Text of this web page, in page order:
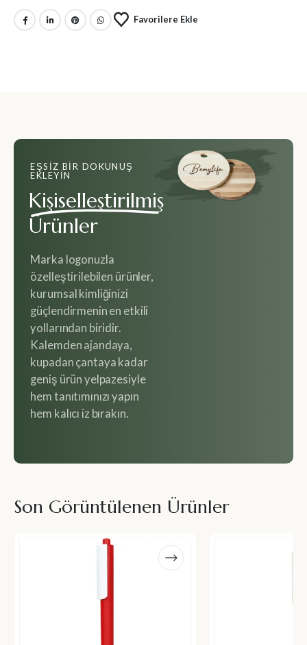
Favorilere Ekle
EŞSIZ BIR DOKUNUŞ
EKLEYIN
Kişiselleştirilmiş
Ürünler
Marka logonuzla
özelleştirilebilen ürünler,
kurumsal kimliğinizi
güçlendirmenin en etkili
yollarından biridir.
Kalemden ajandaya,
kupadan çantaya kadar
geniş ürün yelpazesiyle
hem tanıtımınızı yapın
hem kalıcı iz bırakın.
Son Görüntülenen Ürünler